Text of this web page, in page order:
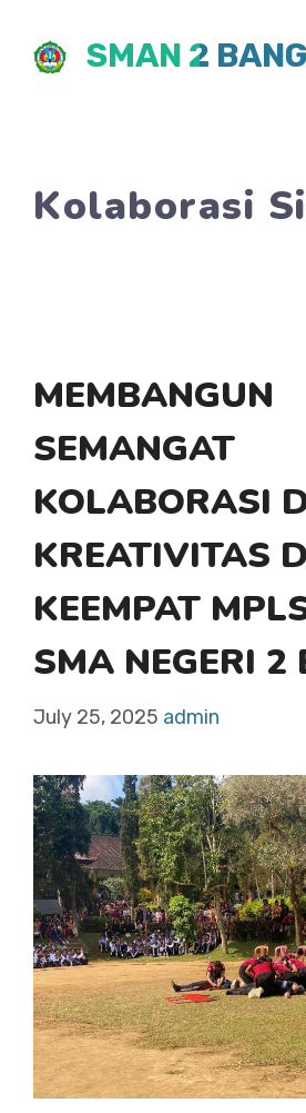
SMAN 2
Kolaborasi
MEMBANGUN
SEMANGAT
KOLABORASI
KREATIVITAS
KEEMPAT
SMA NEGERI 2
July 25, 2025 admin